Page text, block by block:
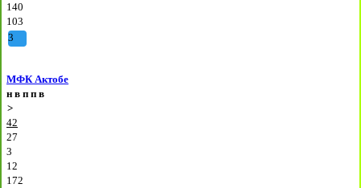
140
103
3
МФК Актобе
н в п п в
>
42
27
3
12
172